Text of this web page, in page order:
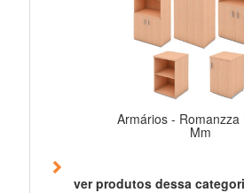
Armários - Romanzza
Mm
ver produtos dessa